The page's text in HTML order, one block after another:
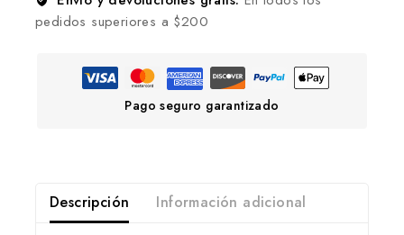
pedidos superiores a $200
Pago seguro garantizado
Descripción Información adicional